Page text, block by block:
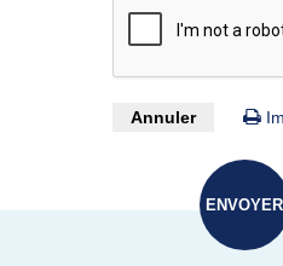
ENVOYER
Annuler